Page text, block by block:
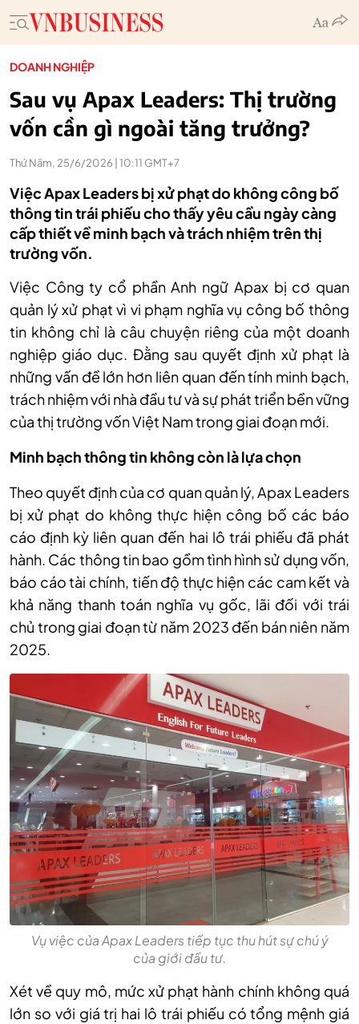
DOANH NGHIỆP
Sau vụ Apax Leaders: Thị trường
vốn cần gì ngoài tăng trưởng?
Thứ Năm, 25/6/2026 | 10:11 GMT+7
Việc Apax Leaders bị xử phạt do không công bố
thông tin trái phiếu cho thấy yêu cầu ngày càng
cấp thiết về minh bạch và trách nhiệm trên thị
trường vốn.
Việc Công ty cổ phần Anh ngữ Apax bị cơ quan
quản lý xử phạt vì vi phạm nghĩa vụ công bố thông
tin không chỉ là câu chuyện riêng của một doanh
nghiệp giáo dục. Đằng sau quyết định xử phạt là
những vấn đề lớn hơn liên quan đến tính minh bạch,
trách nhiệm với nhà đầu tư và sự phát triển bền vững
của thị trường vốn Việt Nam trong giai đoạn mới.
Minh bạch thông tin không còn là lựa chọn
Theo quyết định của cơ quan quản lý, Apax Leaders
bị xử phạt do không thực hiện công bố các báo
cáo định kỳ liên quan đến hai lô trái phiếu đã phát
hành. Các thông tin bao gồm tình hình sử dụng vốn,
báo cáo tài chính, tiến độ thực hiện các cam kết và
khả năng thanh toán nghĩa vụ gốc, lãi đối với trái
chủ trong giai đoạn từ năm 2023 đến bán niên năm
2025.
Vụ việc của Apax Leaders tiếp tục thu hút sự chú ý
của giới đầu tư.
Xét về quy mô, mức xử phạt hành chính không quá
lớn so với giá trị hai lô trái phiếu có tổng mệnh giá